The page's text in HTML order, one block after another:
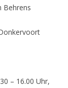
Behrens
– 16.00 Uhr,